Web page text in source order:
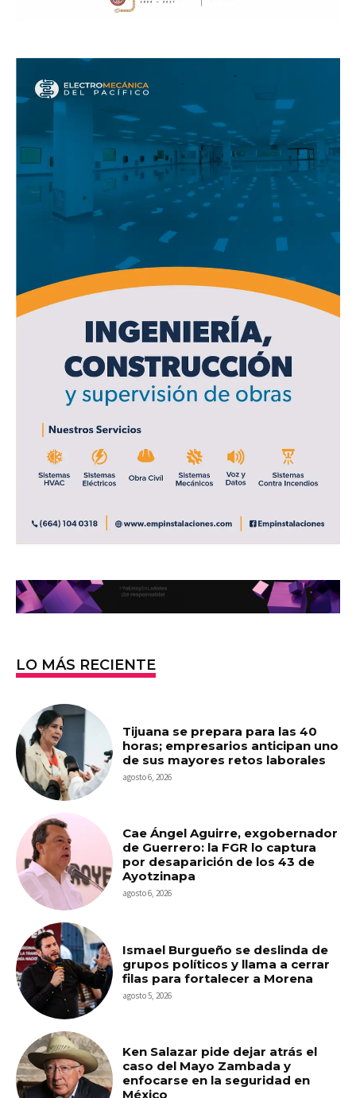
LO MÁS RECIENTE
Tijuana se prepara para las 40
horas; empresarios anticipan uno
de sus mayores retos laborales
agosto 6, 2026
Cae Ángel Aguirre, exgobernador
de Guerrero: la FGR lo captura
por desaparición de los 43 de
Ayotzinapa
agosto 6, 2026
Ismael Burgueño se deslinda de
grupos políticos y llama a cerrar
filas para fortalecer a Morena
agosto 5, 2026
Ken Salazar pide dejar atrás el
caso del Mayo Zambada y
enfocarse en la seguridad en
México